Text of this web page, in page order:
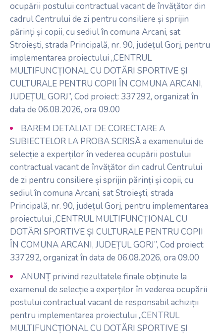
ocupării postului contractual vacant de învățător din
cadrul Centrului de zi pentru consiliere și sprijin
părinți și copii, cu sediul în comuna Arcani, sat
Stroiești, strada Principală, nr. 90, județul Gorj, pentru
implementarea proiectului „CENTRUL
MULTIFUNCȚIONAL CU DOTĂRI SPORTIVE ȘI
CULTURALE PENTRU COPII ÎN COMUNA ARCANI,
JUDEȚUL GORJ”, Cod proiect: 337292, organizat în
data de 06.08.2026, ora 09.00
BAREM DETALIAT DE CORECTARE A
SUBIECTELOR LA PROBA SCRISĂ a examenului de
selecție a experților în vederea ocupării postului
contractual vacant de învățător din cadrul Centrului
de zi pentru consiliere și sprijin părinți și copii, cu
sediul în comuna Arcani, sat Stroiești, strada
Principală, nr. 90, județul Gorj, pentru implementarea
proiectului „CENTRUL MULTIFUNCȚIONAL CU
DOTĂRI SPORTIVE ȘI CULTURALE PENTRU COPII
ÎN COMUNA ARCANI, JUDEȚUL GORJ”, Cod proiect:
337292, organizat în data de 06.08.2026, ora 09.00
ANUNȚ privind rezultatele finale obținute la
examenul de selecție a experților în vederea ocupării
postului contractual vacant de responsabil achiziții
pentru implementarea proiectului „CENTRUL
MULTIFUNCȚIONAL CU DOTĂRI SPORTIVE ȘI